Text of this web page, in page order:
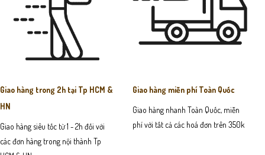
Giao hàng trong 2h tại Tp HCM &
HN
Giao hàng siêu tốc từ 1 - 2h đối với
các đơn hàng trong nội thành Tp
Giao hàng miễn phí Toàn Quốc
Giao hàng nhanh Toàn Quốc, miễn
phí với tất cả các hoá đơn trên 350k